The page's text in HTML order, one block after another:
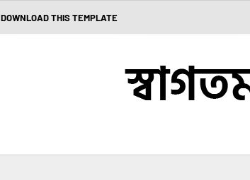
DOWNLOAD THIS TEMPLATE